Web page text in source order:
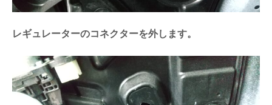
レギュレーターのコネクターを外します。